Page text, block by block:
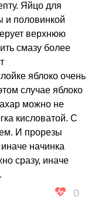
Яйцо для
и половинкой
верхнюю
смазу более
яблоко очень
случае яблоко
можно не
кисловатой. С
И прорезы
начинка
сразу, иначе
0